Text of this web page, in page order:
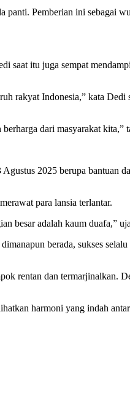
panti. Pemberian ini sebagai
saat itu juga sempat
rakyat Indonesia,” kata Dedi
dari masyarakat kita,”
2025 berupa bantuan
para lansia terlantar.
besar adalah kaum duafa,”
berada, sukses
rentan dan termarjinalkan.
harmoni yang indah